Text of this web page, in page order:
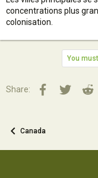
concentrations plus
colonisation.
You
Share: Facebook
Twitter
Canada